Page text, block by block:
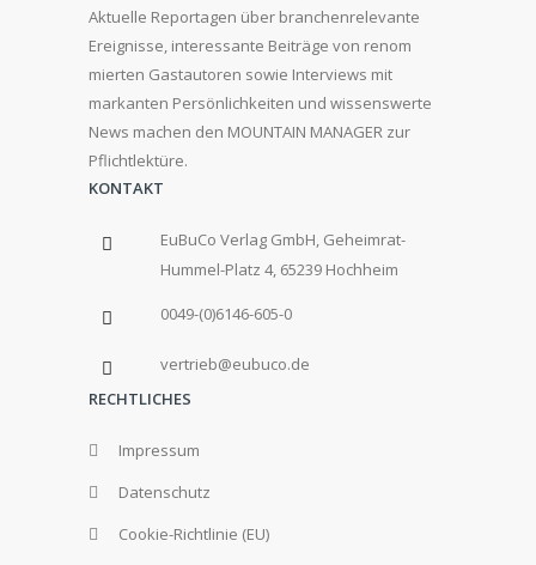
Aktuelle Reportagen über branchenrelevante
Ereignisse, interessante Beiträge von renom
mierten Gastautoren sowie Interviews mit
markanten Persönlichkeiten und wissenswerte
News machen den MOUNTAIN MANAGER zur
Pflichtlektüre.
KONTAKT
EuBuCo Verlag GmbH, Geheimrat-
Hummel-Platz 4, 65239 Hochheim
0049-(0)6146-605-0
vertrieb@eubuco.de
RECHTLICHES
Impressum
Datenschutz
Cookie-Richtlinie (EU)